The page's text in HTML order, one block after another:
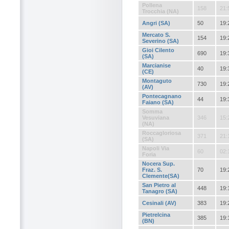
Pollena
Trocchia (NA)
158
Angri (SA) 50
Mercato S.
Severino (SA)
154
Gioi Cilento
(SA)
690
Marcianise
(CE)
40
Montaguto
(AV)
730
Pontecagnano
Faiano (SA)
44
Somma
Vesuviana
(NA)
346
Roccagloriosa
(SA)
371
Napoli Via
Foria
60
Nocera Sup.
Fraz. S.
Clemente(SA)
70
San Pietro al
Tanagro (SA)
448
Cesinali (AV) 383
Pietrelcina
(BN)
385